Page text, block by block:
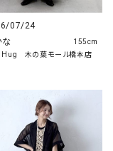
07/24
な
Hug 木の葉モール橋本店
155cm